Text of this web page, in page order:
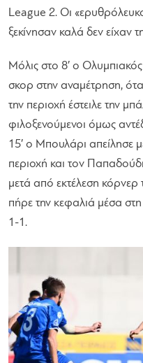
League 2. Οι
ξεκίνησαν καλά δεν είχαν
Μόλις στο 8′ ο
σκορ στην αναμέτρηση,
την περιοχή έστειλε την
φιλοξενούμενοι όμως
15′ ο Μπουλάρι απείλησε
περιοχή και τον
μετά από εκτέλεση κόρνερ
πήρε την κεφαλιά μέσα
1-1.